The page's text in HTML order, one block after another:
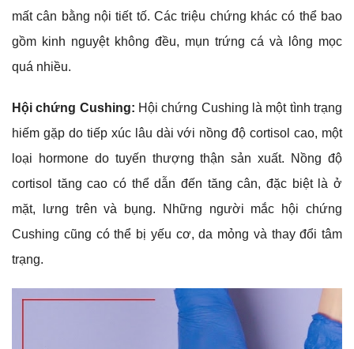
mất cân bằng nội tiết tố. Các triệu chứng khác có thể bao
gồm kinh nguyệt không đều, mụn trứng cá và lông mọc
quá nhiều.
Hội chứng Cushing: Hội chứng Cushing là một tình trạng
hiếm gặp do tiếp xúc lâu dài với nồng độ cortisol cao, một
loại hormone do tuyến thượng thận sản xuất. Nồng độ
cortisol tăng cao có thể dẫn đến tăng cân, đặc biệt là ở
mặt, lưng trên và bụng. Những người mắc hội chứng
Cushing cũng có thể bị yếu cơ, da mỏng và thay đổi tâm
trạng.